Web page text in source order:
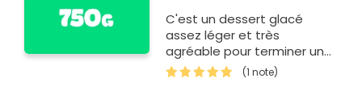
C'est un dessert glacé
assez léger et très
agréable pour terminer un
repas sur une note sucrée
(1 note)